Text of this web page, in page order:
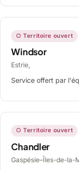
○ Territoire ouvert
Windsor
Estrie,
Service offert par
○ Territoire ouvert
Chandler
Gaspésie–Îles-de-la-